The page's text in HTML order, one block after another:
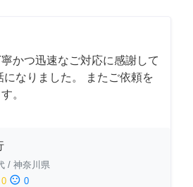
かつ迅速なご対応に感謝して
になりました。 またご依頼を
。
/ 神奈川県
0 sentiment_dissatisfied 0